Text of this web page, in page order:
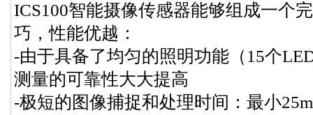
ICS100智能摄像传感器能够组成一个
巧，性能优越：
-由于具备了均匀的照明功能（15个
测量的可靠性大大提高
-极短的图像捕捉和处理时间：最小